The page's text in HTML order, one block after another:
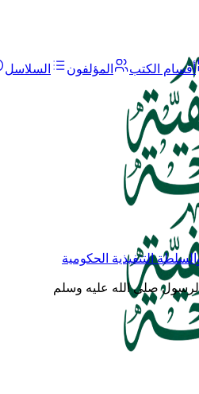
أقسام الكتب المؤلفون السلاسل
صلى الله عليه وسلم